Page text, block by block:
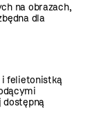
na obrazach,
dla
i felietonistką
dostępną